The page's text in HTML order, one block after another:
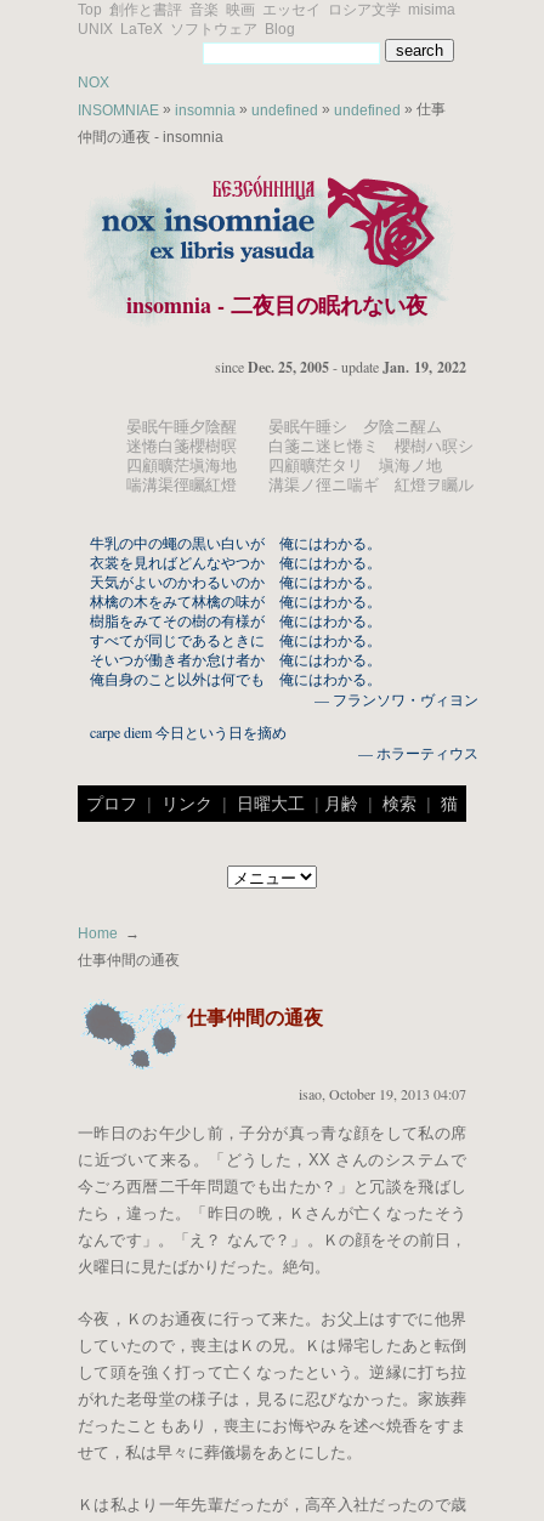
Top 創作と書評 音楽 映画 エッセイ ロシア文学 misima
UNIX LaTeX ソフトウェア Blog
NOX
INSOMNIAE » insomnia » undefined » undefined » 仕事
仲間の通夜 - insomnia
insomnia - 二夜目の眠れない夜
sinceDec. 25, 2005- updateJan. 19, 2022
晏眠午睡夕陰醒 晏眠午睡シ 夕陰ニ醒ム
迷惓白箋櫻樹暝 白箋ニ迷ヒ惓ミ 櫻樹ハ暝シ
四顧曠茫塡海地 四顧曠茫タリ 塡海ノ地
喘溝渠徑矚紅燈 溝渠ノ徑ニ喘ギ 紅燈ヲ矚ル
牛乳の中の蠅の黒い白いが 俺にはわかる。
衣裳を見ればどんなやつか 俺にはわかる。
天気がよいのかわるいのか 俺にはわかる。
林檎の木をみて林檎の味が 俺にはわかる。
樹脂をみてその樹の有様が 俺にはわかる。
すべてが同じであるときに 俺にはわかる。
そいつが働き者か怠け者か 俺にはわかる。
俺自身のこと以外は何でも 俺にはわかる。
— フランソワ・ヴィヨン
carpe diem 今日という日を摘め
— ホラーティウス
プロフ | リンク | 日曜大工 | 月齢 | 検索 | 猫
Home
仕事仲間の通夜
仕事仲間の通夜
isao October 19, 2013 04:07
一昨日のお午少し前，子分が真っ青な顔をして私の席
に近づいて来る。「どうした，XX さんのシステムで
今ごろ西暦二千年問題でも出たか？」と冗談を飛ばし
たら，違った。「昨日の晩，Ｋさんが亡くなったそう
なんです」。「え？ なんで？」。Ｋの顔をその前日，
火曜日に見たばかりだった。絶句。
今夜，Ｋのお通夜に行って来た。お父上はすでに他界
していたので，喪主はＫの兄。Ｋは帰宅したあと転倒
して頭を強く打って亡くなったという。逆縁に打ち拉
がれた老母堂の様子は，見るに忍びなかった。家族葬
だったこともあり，喪主にお悔やみを述べ焼香をすま
せて，私は早々に葬儀場をあとにした。
Ｋは私より一年先輩だったが，高卒入社だったので歳